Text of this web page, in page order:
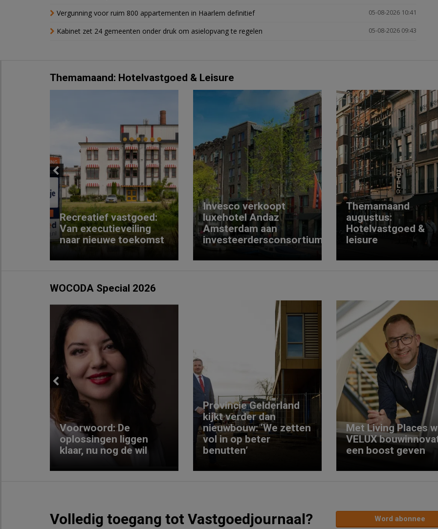
05-08-2026 10:41
Vergunning voor ruim 800 appartementen in Haarlem definitief
05-08-2026 09:43
Kabinet zet 24 gemeenten onder druk om asielopvang te regelen
Themamaand: Hotelvastgoed & Leisure
Previous
Recreatief vastgoed:
Van executieveiling
naar nieuwe toekomst
Invesco verkoopt
luxehotel Andaz
Amsterdam aan
investeerdersconsortium
Themamaand
augustus:
Hotelvastgoed &
leisure
WOCODA Special 2026
Previous
Voorwoord: De
oplossingen liggen
klaar, nu nog de wil
Provincie Gelderland
kijkt verder dan
nieuwbouw: ‘We zetten
vol in op beter
benutten’
Met Living Places
VELUX
een boost geven
Volledig toegang tot Vastgoedjournaal? Word abonnee